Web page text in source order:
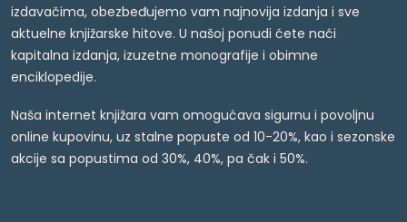
izdavačima, obezbeđujemo vam najnovija izdanja i sve
aktuelne knjižarske hitove. U našoj ponudi ćete naći
kapitalna izdanja, izuzetne monografije i obimne
enciklopedije.
Naša internet knjižara vam omogućava sigurnu i povoljnu
online kupovinu, uz stalne popuste od 10-20%, kao i sezonske
akcije sa popustima od 30%, 40%, pa čak i 50%.